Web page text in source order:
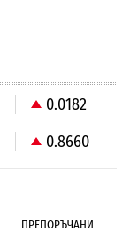
0.0182
0.8660
ПРЕПОРЪЧАНИ